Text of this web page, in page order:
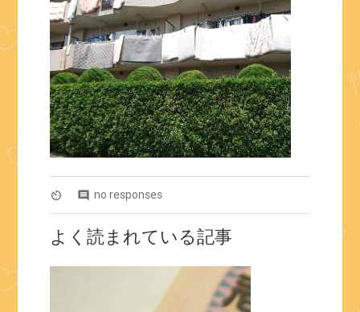
av_timer comment no responses
よく読まれている記事